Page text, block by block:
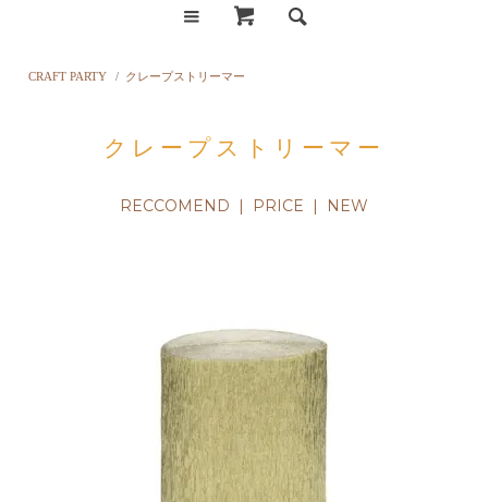
CRAFT PARTY / クレープストリーマー
クレープストリーマー
RECCOMEND | PRICE | NEW